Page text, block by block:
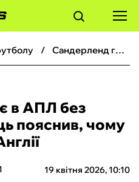
Сандерленд грає в АПЛ без Русина: українець пояснив, чому не закріпився в Англії
в АПЛ без
пояснив, чому
19 квітня 2026, 10:10